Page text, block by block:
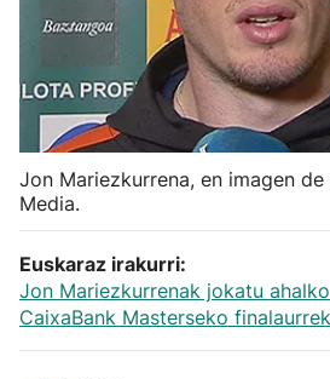
Carreras de montaña
Más deportes
"Helmuga"
Jon Mariezkurrena, en imagen
Media.
Euskaraz irakurri:
Jon Mariezkurrenak jokatu
CaixaBank Masterseko